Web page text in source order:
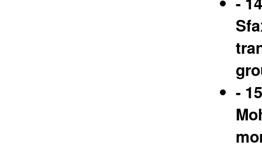
-